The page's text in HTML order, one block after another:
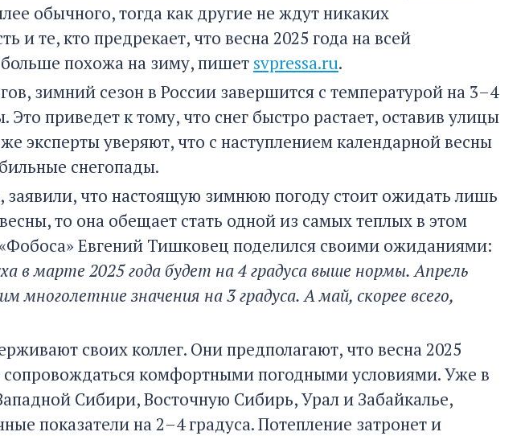
обычного, тогда как другие не ждут никаких
и те, кто предрекает, что весна 2025 года на всей
похожа на зиму, пишет svpressa.ru.
зимний сезон в России завершится с температурой на 3–4
приведет к тому, что снег быстро растает, оставив улицы
эксперты уверяют, что с наступлением календарной весны
снегопады.
заявили, что настоящую зимнюю погоду стоит ожидать лишь
то она обещает стать одной из самых теплых в этом
Евгений Тишковец поделился своими ожиданиями:
в марте 2025 года будет на 4 градуса выше нормы. Апрель
значения на 3 градуса. А май, скорее всего,
своих коллег. Они предполагают, что весна 2025
сопровождаться комфортными погодными условиями. Уже в
Сибири, Восточную Сибирь, Урал и Забайкалье,
показатели на 2–4 градуса. Потепление затронет и